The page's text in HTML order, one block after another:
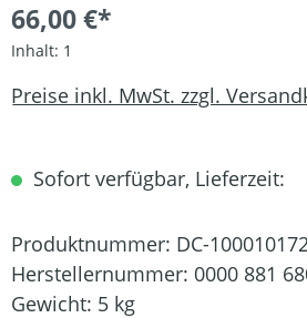
66,00 €*
Inhalt: 1
Preise inkl. MwSt. zzgl.
Sofort verfügbar, Lieferzeit:
Produktnummer: DC-
Herstellernummer: 0000 881
Gewicht: 5 kg